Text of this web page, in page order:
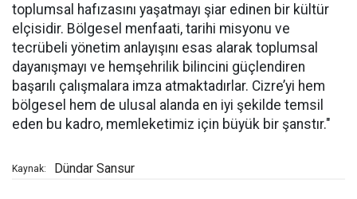
toplumsal hafızasını yaşatmayı şiar edinen bir kültür
elçisidir. Bölgesel menfaati, tarihi misyonu ve
tecrübeli yönetim anlayışını esas alarak toplumsal
dayanışmayı ve hemşehrilik bilincini güçlendiren
başarılı çalışmalara imza atmaktadırlar. Cizre’yi hem
bölgesel hem de ulusal alanda en iyi şekilde temsil
eden bu kadro, memleketimiz için büyük bir şanstır."
Kaynak: Dündar Sansur